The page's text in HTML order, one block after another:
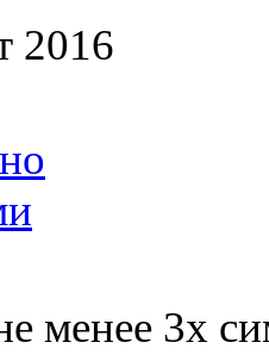
2016
менее 3х